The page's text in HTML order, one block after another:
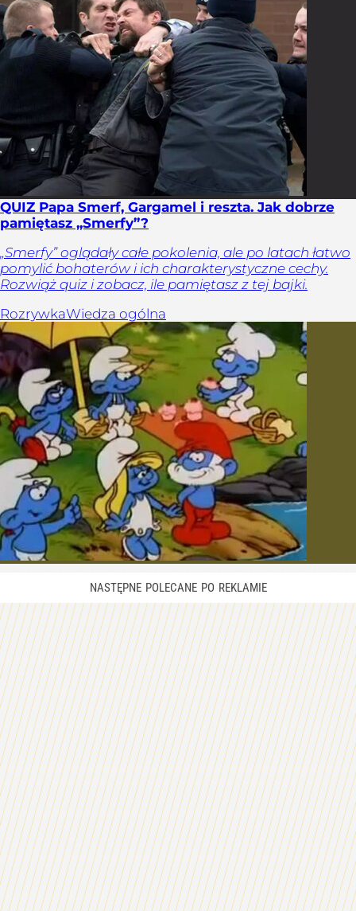
QUIZ Papa Smerf, Gargamel i reszta. Jak dobrze
pamiętasz „Smerfy”?
„Smerfy” oglądały całe pokolenia, ale po latach łatwo
pomylić bohaterów i ich charakterystyczne cechy.
Rozwiąż quiz i zobacz, ile pamiętasz z tej bajki.
RozrywkaWiedza ogólna